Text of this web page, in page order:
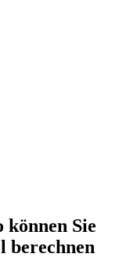
können Sie
berechnen